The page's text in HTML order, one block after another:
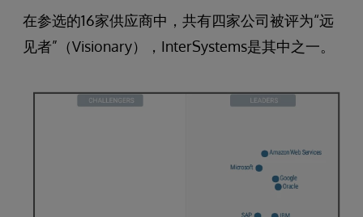
在参选的16家供应商中，共有四家公司被评为“远
见者”（Visionary），InterSystems是其中之一。